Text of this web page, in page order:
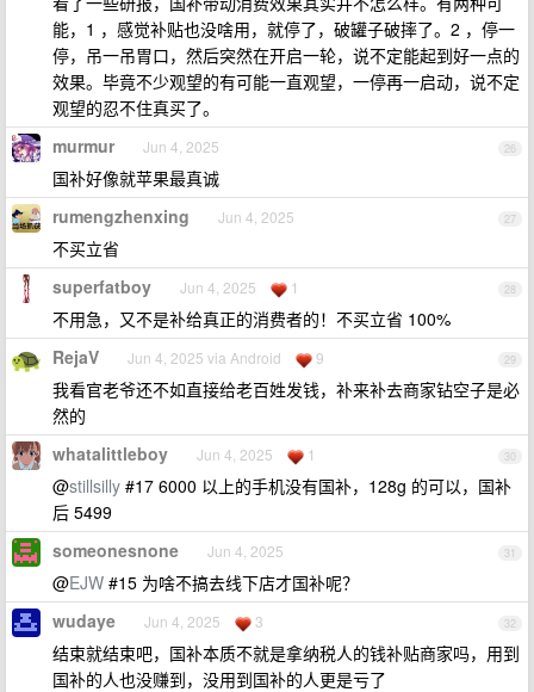
能，1 ，感觉补贴也没啥用，就停了，破罐子破摔了。2 ，停一
停，吊一吊胃口，然后突然在开启一轮，说不定能起到好一点的
效果。毕竟不少观望的有可能一直观望，一停再一启动，说不定
观望的忍不住真买了。
26
murmur Jun 4, 2025
国补好像就苹果最真诚
27
rumengzhenxing Jun 4, 2025
不买立省
28
superfatboy Jun 4, 2025 1
不用急，又不是补给真正的消费者的！不买立省 100%
29
RejaV Jun 4, 2025 via Android 9
我看官老爷还不如直接给老百姓发钱，补来补去商家钻空子是必
然的
30
whatalittleboy Jun 4, 2025 1
@stillsilly #17 6000 以上的手机没有国补，128g 的可以，国补
后 5499
31
someonesnone Jun 4, 2025
@EJW #15 为啥不搞去线下店才国补呢？
32
wudaye Jun 4, 2025 3
结束就结束吧，国补本质不就是拿纳税人的钱补贴商家吗，用到
国补的人也没赚到，没用到国补的人更是亏了